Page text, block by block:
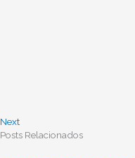
Next
Posts Relacionados